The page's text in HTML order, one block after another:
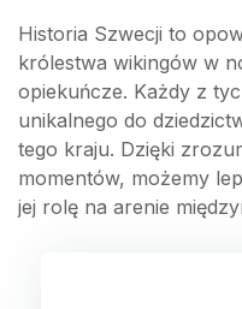
Historia Szwecji to
królestwa wikingów w
opiekuńcze. Każdy z
unikalnego do
tego kraju. Dzięki
momentów, możemy
jej rolę na arenie